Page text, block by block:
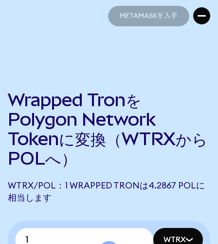
METAMASKを入手
Wrapped Tronを
Polygon Network
Tokenに変換（WTRXから
POLへ）
WTRX/POL：1 WRAPPED TRONは4.2867 POLに
相当します
WTRX